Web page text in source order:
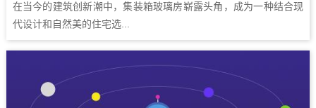
在当今的建筑创新潮中，集装箱玻璃房崭露头角，成为一种结合现
代设计和自然美的住宅选...